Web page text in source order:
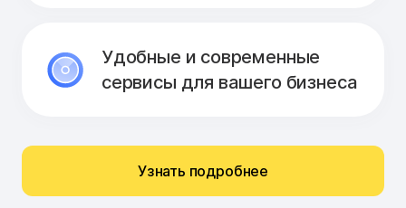
Удобные и современные
сервисы для вашего бизнеса
Узнать подробнее